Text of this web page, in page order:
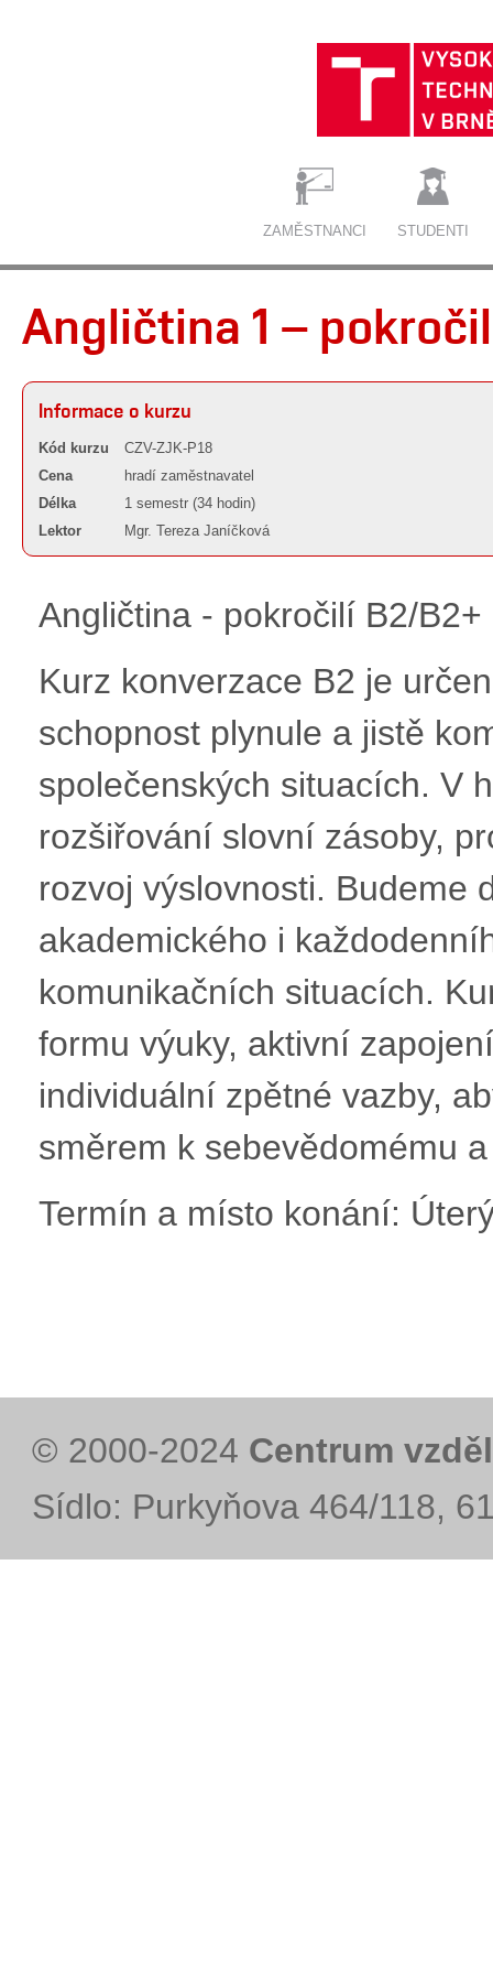
ZAMĚSTNANCI STUDENTI
Angličtina 1 –
Informace o kurzu
Kód kurzu
CZV-ZJK-P18
Cena
hradí zaměstnavatel
Délka
1 semestr (34 hodin)
Lektor
Mgr. Tereza Janíčková
Angličtina - pokročilí B2/
Kurz konverzace B2 je
schopnost plynule a jistě
společenských situacích. V
rozšiřování slovní zásoby,
rozvoj výslovnosti. Budeme
akademického i
komunikačních situacích.
formu výuky, aktivní
individuální zpětné vazby,
směrem k sebevědomému
Termín a místo konání:
© 2000-2024 Centrum
Sídlo: Purkyňova 464/118,